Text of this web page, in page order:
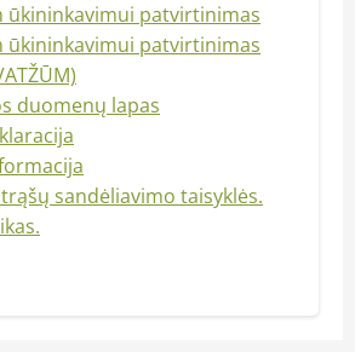
ūkininkavimui patvirtinimas
ūkininkavimui patvirtinimas
duomenų lapas
sandėliavimo taisyklės.